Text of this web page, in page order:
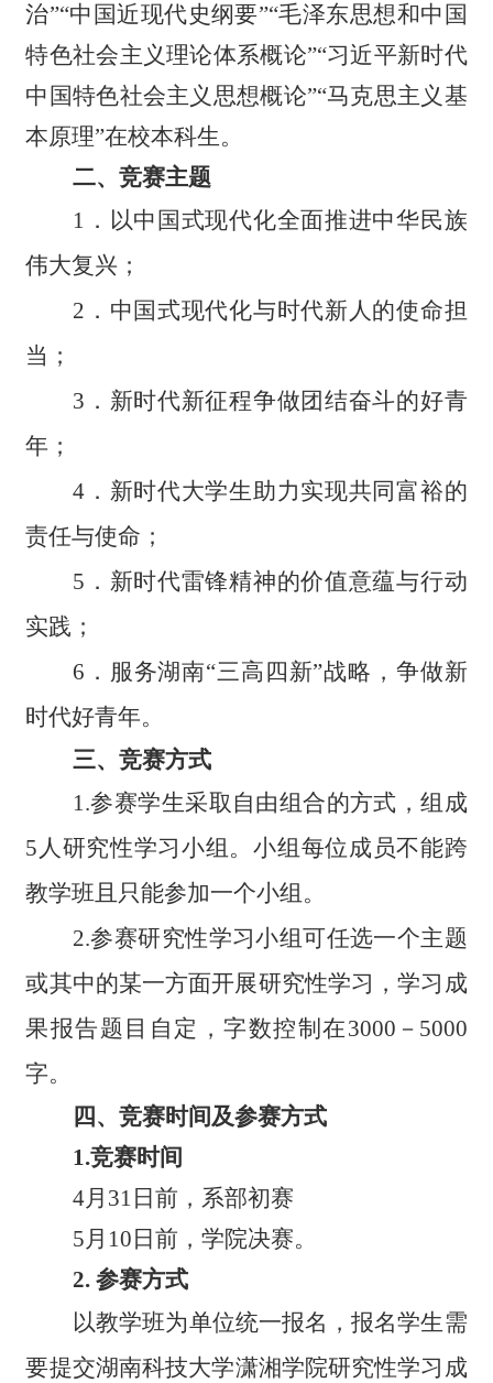
治”“中国近现代史纲要”“毛泽东思想和中国
特色社会主义理论体系概论”“习近平新时代
中国特色社会主义思想概论”“马克思主义基
本原理”在校本科生。
二、竞赛主题
1 ．以中国式现代化全面推进中华民族
伟大复兴；
2 ．中国式现代化与时代新人的使命担
当；
3 ．新时代新征程争做团结奋斗的好青
年；
4 ．新时代大学生助力实现共同富裕的
责任与使命；
5 ．新时代雷锋精神的价值意蕴与行动
实践；
6 ．服务湖南“三高四新”战略，争做新
时代好青年。
三、竞赛方式
1.参赛学生采取自由组合的方式，组成
5 人研究性学习小组。小组每位成员不能跨
教学班且只能参加一个小组。
2.参赛研究性学习小组可任选一个主题
或其中的某一方面开展研究性学习，学习成
果报告题目自定，字数控制在3000－5000
字。
四、竞赛时间及参赛方式
1.竞赛时间
4月31日前， 系部初赛
5月10日前，学院决赛。
2. 参赛方式
以教学班为单位统一报名，报名学生需
要提交湖南科技大学潇湘学院研究性学习成